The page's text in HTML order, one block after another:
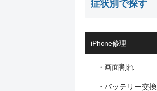
症状別で探す
iPhone修理
・画面割れ
・バッテリー交換